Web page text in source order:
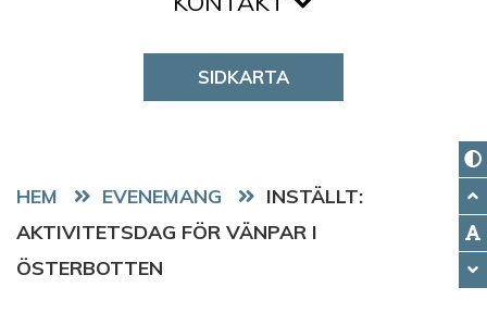
SIDKARTA
HEM EVENEMANG
INSTÄLLT:
AKTIVITETSDAG FÖR VÄNPAR I
ÖSTERBOTTEN